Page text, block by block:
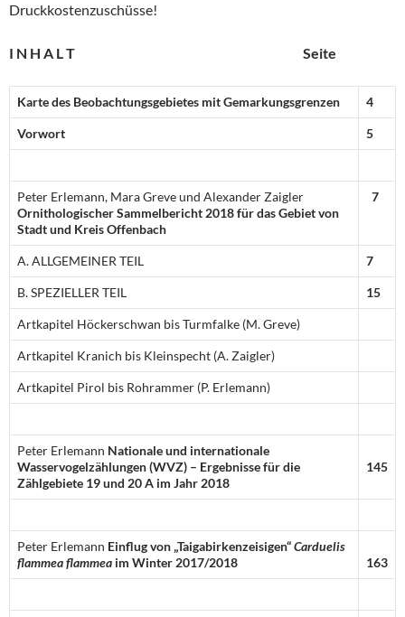
Druckkostenzuschüsse!
I N H A L T Seite
Karte des Beobachtungsgebietes mit Gemarkungsgrenzen 4
Vorwort 5
Peter Erlemann, Mara Greve und Alexander Zaigler
Ornithologischer Sammelbericht 2018 für das Gebiet von
Stadtund Kreis Offenbach
7
A. ALLGEMEINER TEIL 7
B. SPEZIELLER TEIL 15
Artkapitel Höckerschwan bis Turmfalke (M. Greve)
Artkapitel Kranich bis Kleinspecht (A. Zaigler)
Artkapitel Pirol bis Rohrammer (P. Erlemann)
Peter Erlemann Nationale und internationale
Wasservogelzählungen (WVZ) – Ergebnisse für die
Zählgebiete 19 und 20 A im Jahr 2018
145
Peter Erlemann Einflug von „Taigabirkenzeisigen“Carduelis
flammea flammea im Winter 2017/2018 163